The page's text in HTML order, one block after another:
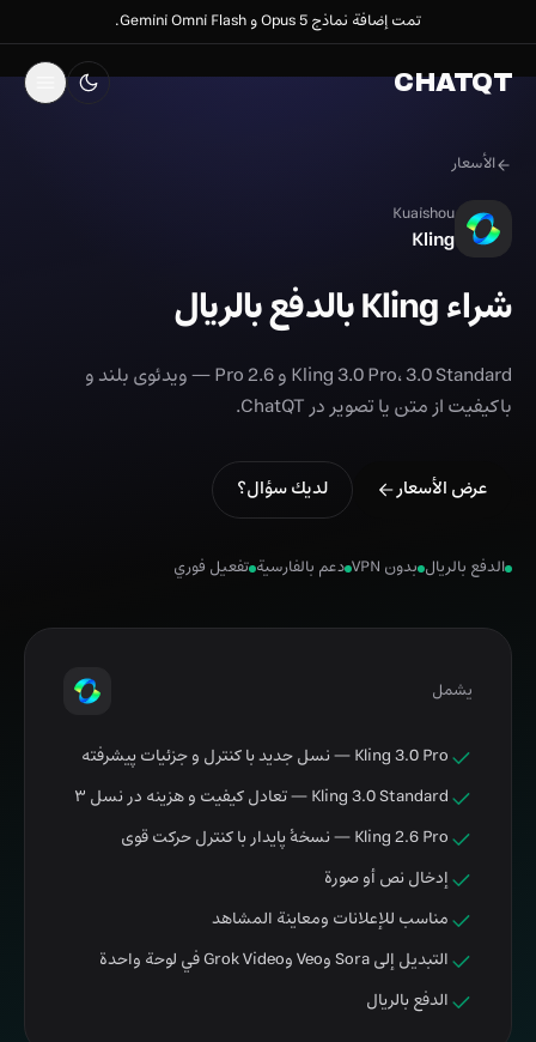
تمت إضافة نماذج Opus 5 و Gemini Omni Flash.
CHATQT
الأسعار
Kuaishou
Kling
شراء Kling بالدفع بالريال
Kling 3.0 Pro، 3.0 Standard و 2.6 Pro — ویدئوی بلند و
باکیفیت از متن یا تصویر در ChatQT.
عرض الأسعار لديك سؤال؟
الدفع بالريال بدون VPN دعم بالفارسية تفعيل فوري
يشمل
Kling 3.0 Pro — نسل جدید با کنترل و جزئیات پیشرفته
Kling 3.0 Standard — تعادل کیفیت و هزینه در نسل ۳
Kling 2.6 Pro — نسخهٔ پایدار با کنترل حرکت قوی
إدخال نص أو صورة
مناسب للإعلانات ومعاينة المشاهد
التبديل إلى Sora وVeo وGrok Video في لوحة واحدة
الدفع بالريال